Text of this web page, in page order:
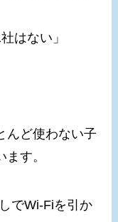
はない」
んど使わない子
す。
でWi-Fiを引か